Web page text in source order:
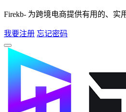
Firekb- 为跨境电商提供有用的、实
我要注册 忘记密码